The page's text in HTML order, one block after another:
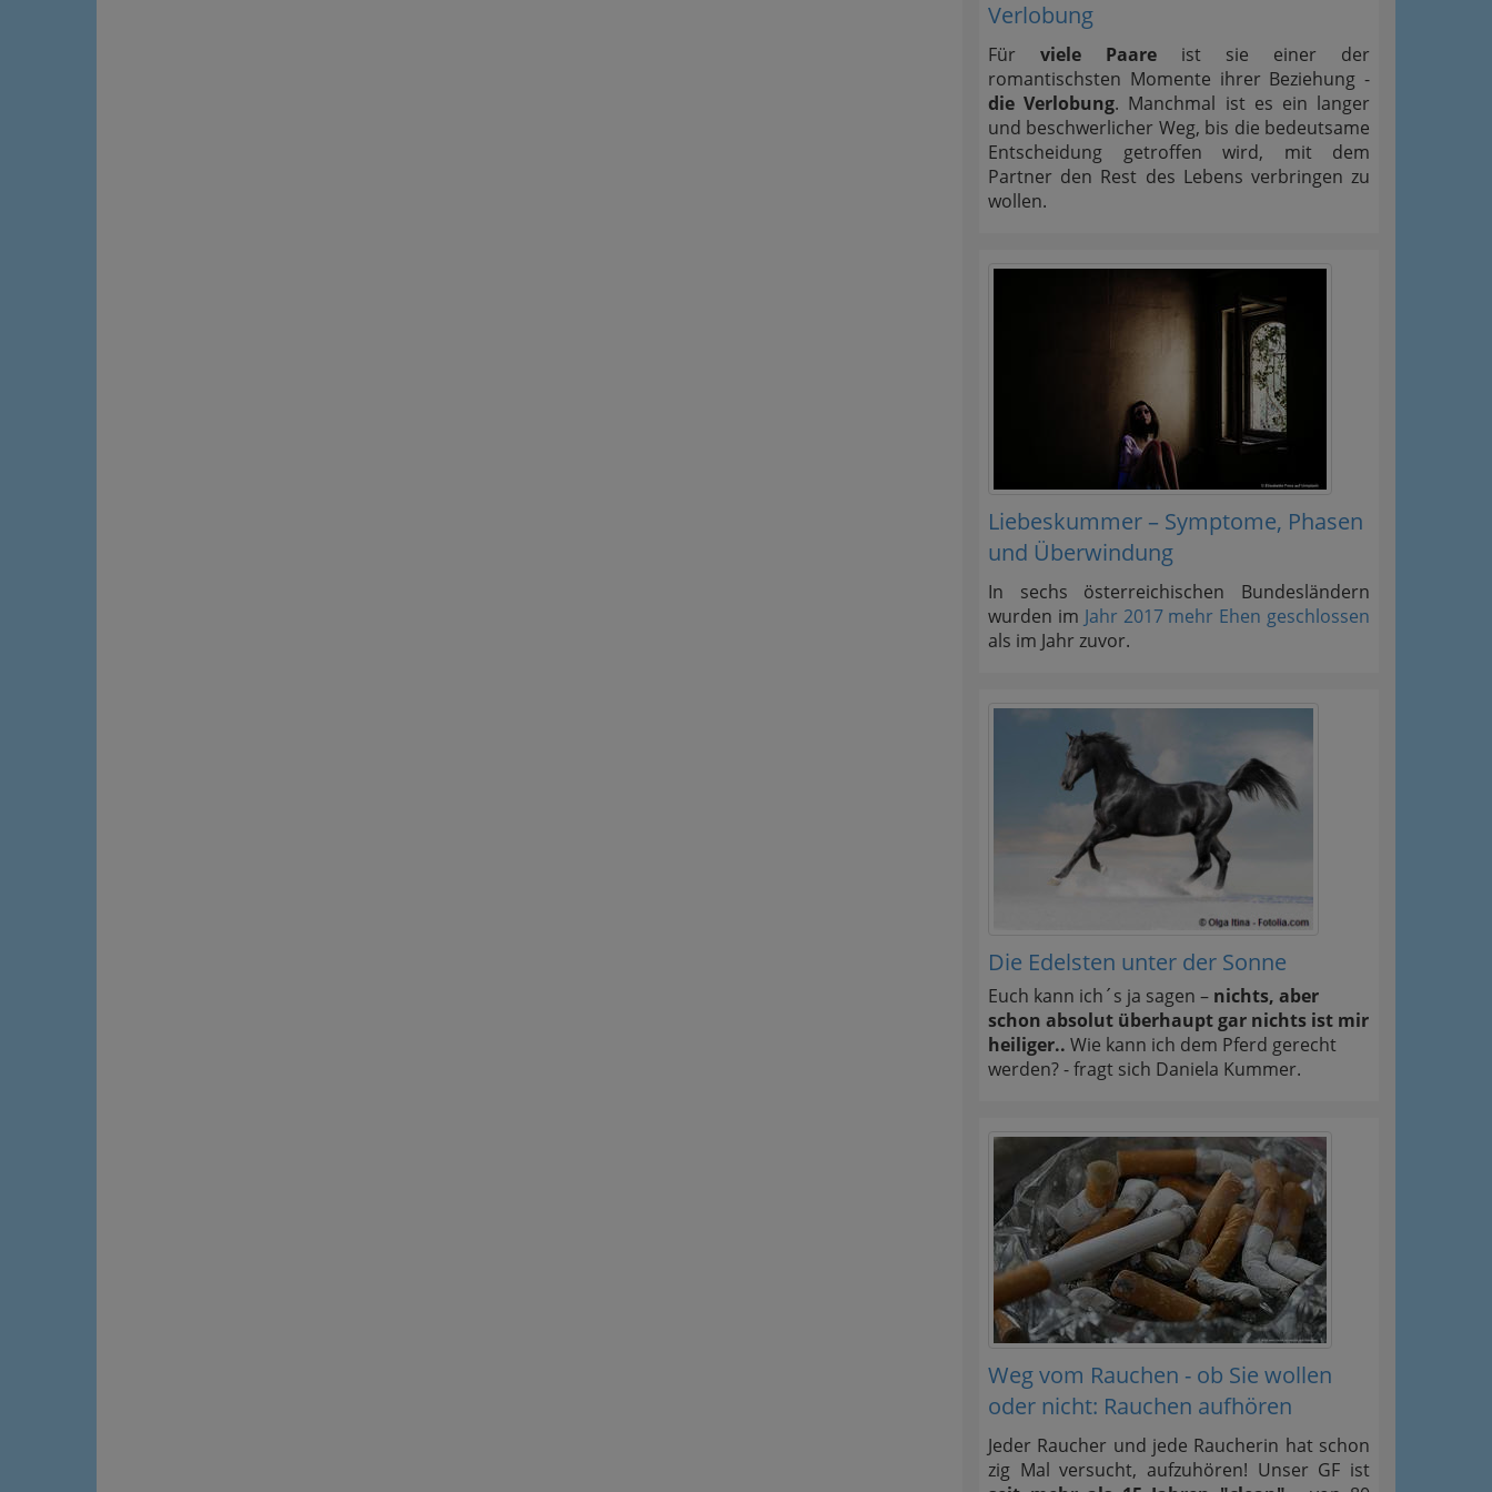
Verlobung
Für viele Paare ist sie einer der
romantischsten Momente ihrer Beziehung -
die Verlobung. Manchmal ist es ein langer
und beschwerlicher Weg, bis die bedeutsame
Entscheidung getroffen wird, mit dem
Partner den Rest des Lebens verbringen zu
wollen.
Liebeskummer – Symptome, Phasen
und Überwindung
In sechs österreichischen Bundesländern
wurden im Jahr 2017 mehr Ehen geschlossen
als im Jahr zuvor.
Die Edelsten unter der Sonne
Euch kann ich´s ja sagen – nichts, aber
schon absolut überhaupt gar nichts ist mir
heiliger.. Wie kann ich dem Pferd gerecht
werden? - fragt sich Daniela Kummer.
Weg vom Rauchen - ob Sie wollen
oder nicht: Rauchen aufhören
Jeder Raucher und jede Raucherin hat schon
zig Mal versucht, aufzuhören! Unser GF ist